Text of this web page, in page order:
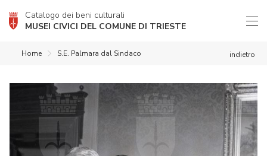
Catalogo dei beni culturali
MUSEI CIVICI DEL COMUNE DI TRIESTE
indietro
Home S.E. Palmara dal Sindaco